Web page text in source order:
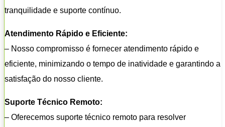
tranquilidade e suporte contínuo.
Atendimento Rápido e Eficiente:
– Nosso compromisso é fornecer atendimento rápido e
eficiente, minimizando o tempo de inatividade e garantindo a
satisfação do nosso cliente.
Suporte Técnico Remoto:
– Oferecemos suporte técnico remoto para resolver